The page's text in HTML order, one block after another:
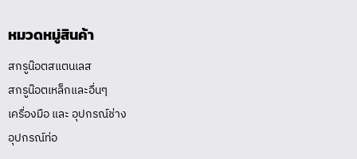
หมวดหมู่สินค้า
สกรูน๊อตสแตนเลส
สกรูน๊อตเหล็กและอื่นๆ
เครื่องมือ และ อุปกรณ์ช่าง
อุปกรณ์ท่อ